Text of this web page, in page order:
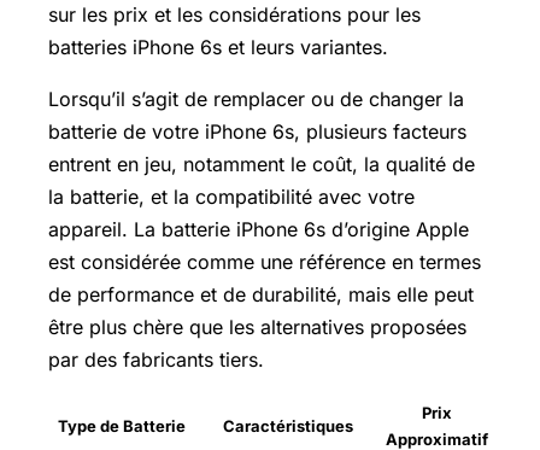
sur les prix et les considérations pour les
batteries iPhone 6s et leurs variantes.
Lorsqu’il s’agit de remplacer ou de changer la
batterie de votre iPhone 6s, plusieurs facteurs
entrent en jeu, notamment le coût, la qualité de
la batterie, et la compatibilité avec votre
appareil. La batterie iPhone 6s d’origine Apple
est considérée comme une référence en termes
de performance et de durabilité, mais elle peut
être plus chère que les alternatives proposées
par des fabricants tiers.
Type de Batterie Caractéristiques
Prix
Approximatif